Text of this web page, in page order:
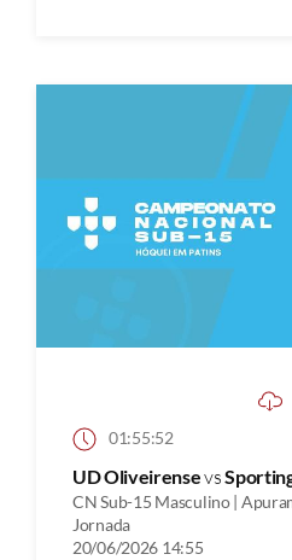
01:55:52
UD Oliveirensevs
CN Sub-15 Masculino |
Jornada
20/06/2026 14:55